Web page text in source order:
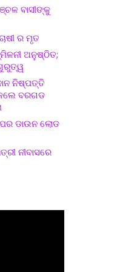
ବାସୀଙ୍କୁ
ର ମୃତ
ଅନୁଷ୍ଠିତ;
ନିଷ୍ପତ୍ତି
ବରଗଡ
ଡାଉନ ଲୋଡ
ନୀବାସରେ